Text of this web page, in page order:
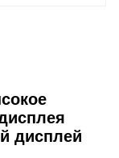
дисплей